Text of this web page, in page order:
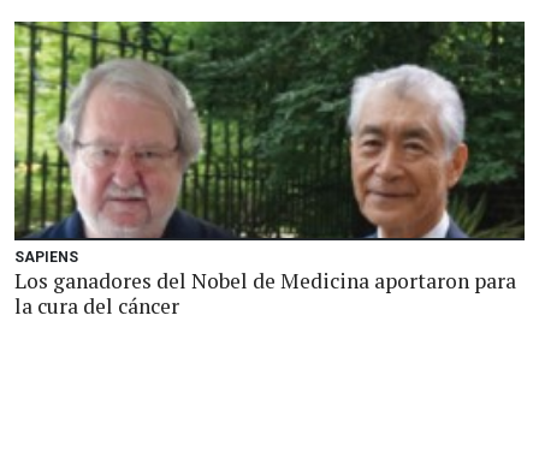
SAPIENS
Los ganadores del Nobel de Medicina aportaron para
la cura del cáncer